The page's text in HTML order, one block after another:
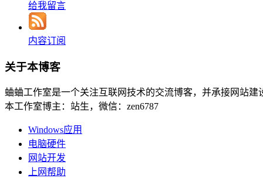
给我留言
内容订阅
关于本博客
蛐蛐工作室是一个关注互联网技术的交流博客，并承接网站建
本工作室博主：站生，微信：zen6787
Windows应用
电脑硬件
网站开发
上网帮助